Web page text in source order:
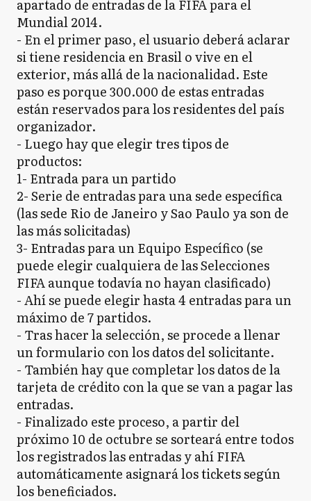
apartado de entradas de la FIFA para el
Mundial 2014.
- En el primer paso, el usuario deberá aclarar
si tiene residencia en Brasil o vive en el
exterior, más allá de la nacionalidad. Este
paso es porque 300.000 de estas entradas
están reservados para los residentes del país
organizador.
- Luego hay que elegir tres tipos de
productos:
1- Entrada para un partido
2- Serie de entradas para una sede específica
(las sede Rio de Janeiro y Sao Paulo ya son de
las más solicitadas)
3- Entradas para un Equipo Específico (se
puede elegir cualquiera de las Selecciones
FIFA aunque todavía no hayan clasificado)
- Ahí se puede elegir hasta 4 entradas para un
máximo de 7 partidos.
- Tras hacer la selección, se procede a llenar
un formulario con los datos del solicitante.
- También hay que completar los datos de la
tarjeta de crédito con la que se van a pagar las
entradas.
- Finalizado este proceso, a partir del
próximo 10 de octubre se sorteará entre todos
los registrados las entradas y ahí FIFA
automáticamente asignará los tickets según
los beneficiados.